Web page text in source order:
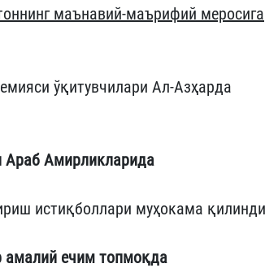
маънавий-маърифий меросига
ўқитувчилари Ал-Азҳарда
Араб Амирликларида
истиқболлари муҳокама қилинди
амалий ечим топмоқда